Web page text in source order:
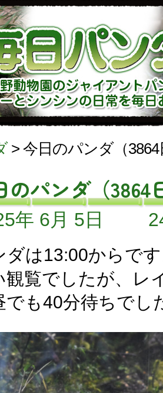
> 今日のパンダ（3864
のパンダ（3864
年 6月 5日
ダは13:00からで
観覧でしたが、レ
でも40分待ちでし